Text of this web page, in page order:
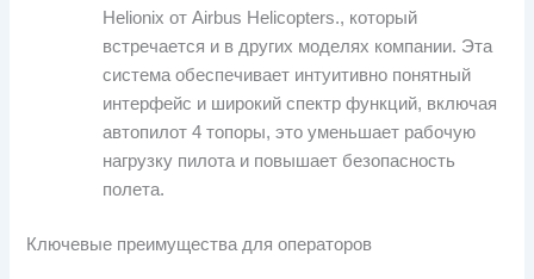
Helionix от Airbus Helicopters., который
встречается и в других моделях компании. Эта
система обеспечивает интуитивно понятный
интерфейс и широкий спектр функций, включая
автопилот 4 топоры, это уменьшает рабочую
нагрузку пилота и повышает безопасность
полета.
Ключевые преимущества для операторов